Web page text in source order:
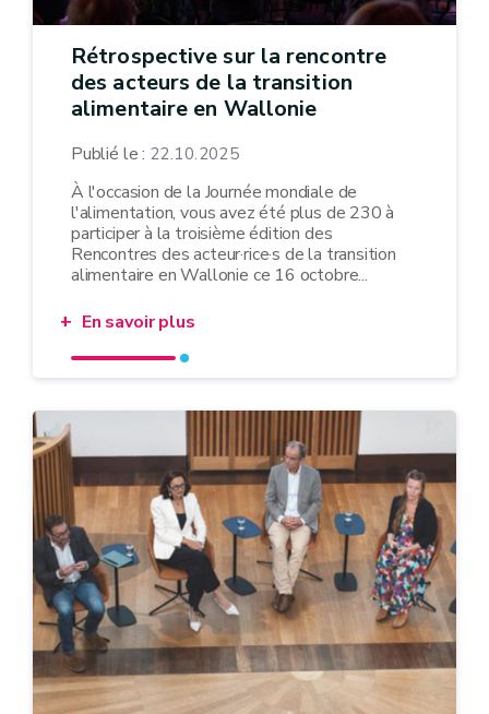
Rétrospective sur la rencontre
des acteurs de la transition
alimentaire en Wallonie
Publié le : 22.10.2025
À l'occasion de la Journée mondiale de
l'alimentation, vous avez été plus de 230 à
participer à la troisième édition des
Rencontres des acteur·rice·s de la transition
alimentaire en Wallonie ce 16 octobre...
En savoir plus